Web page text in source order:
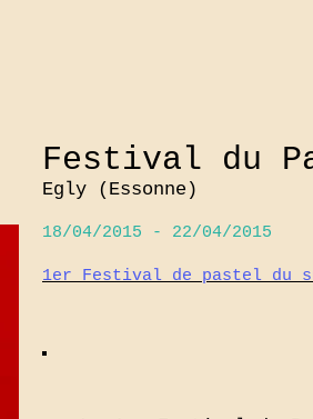
Festival du
Egly (Essonne)
18/04/2015 - 22/04/2015
1er Festival de pastel du